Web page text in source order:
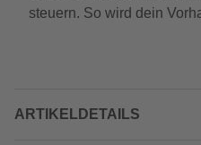
steuern. So wird dein
ARTIKELDETAILS